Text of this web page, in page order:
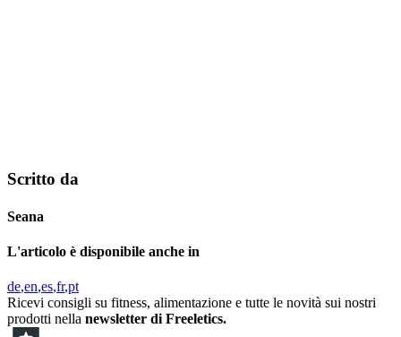
Scritto da
Seana
L'articolo è disponibile anche in
de en es fr pt
Ricevi consigli su fitness, alimentazione e tutte le novità sui nostri
prodotti nella newsletter di Freeletics.